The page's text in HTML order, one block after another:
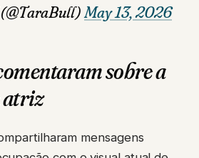
May 13, 2026
sobre a
atriz
mensagens